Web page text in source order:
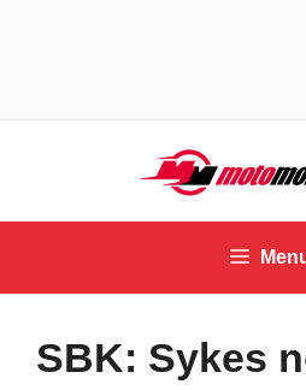
contenuto
SBK: Sykes